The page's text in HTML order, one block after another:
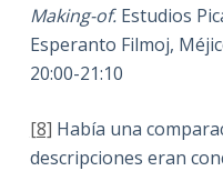
Making-of. Estudios
Esperanto Filmoj,
20:00-21:10
[8] Había una
descripciones eran